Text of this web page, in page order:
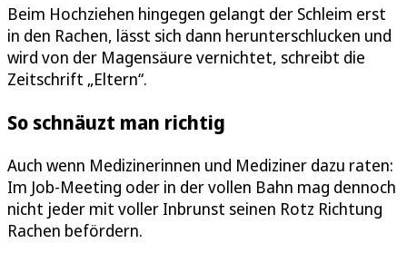
Beim Hochziehen hingegen gelangt der Schleim erst
in den Rachen, lässt sich dann herunterschlucken und
wird von der Magensäure vernichtet, schreibt die
Zeitschrift „Eltern“.
So schnäuzt man richtig
Auch wenn Medizinerinnen und Mediziner dazu raten:
Im Job-Meeting oder in der vollen Bahn mag dennoch
nicht jeder mit voller Inbrunst seinen Rotz Richtung
Rachen befördern.